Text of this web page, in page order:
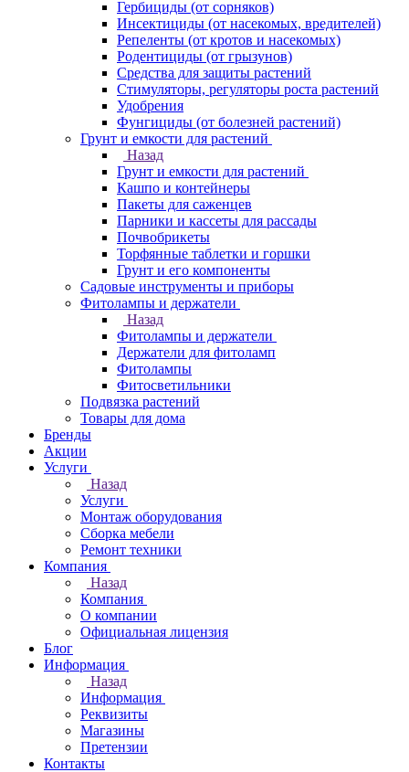
Гербициды (от сорняков)
Инсектициды (от насекомых, вредителей)
Репеленты (от кротов и насекомых)
Родентициды (от грызунов)
Средства для защиты растений
Стимуляторы, регуляторы роста растений
Удобрения
Фунгициды (от болезней растений)
Грунт и емкости для растений
Назад
Грунт и емкости для растений
Кашпо и контейнеры
Пакеты для саженцев
Парники и кассеты для рассады
Почвобрикеты
Торфянные таблетки и горшки
Грунт и его компоненты
Садовые инструменты и приборы
Фитолампы и держатели
Назад
Фитолампы и держатели
Держатели для фитоламп
Фитолампы
Фитосветильники
Подвязка растений
Товары для дома
Бренды
Акции
Услуги
Назад
Услуги
Монтаж оборудования
Сборка мебели
Ремонт техники
Компания
Назад
Компания
О компании
Официальная лицензия
Блог
Информация
Назад
Информация
Реквизиты
Магазины
Претензии
Контакты